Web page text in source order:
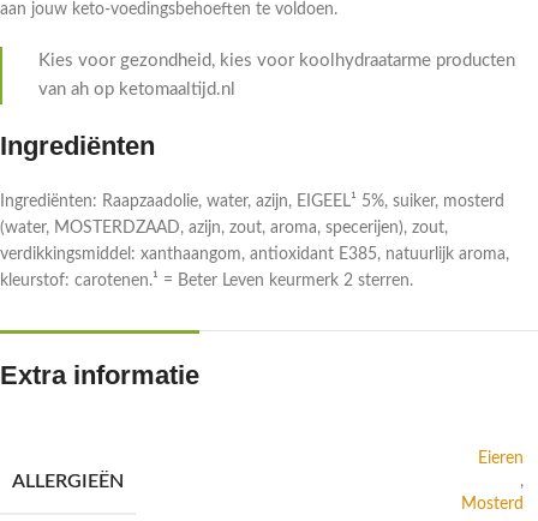
aan jouw keto-voedingsbehoeften te voldoen.
Kies voor gezondheid, kies voor koolhydraatarme producten
van ah op ketomaaltijd.nl
Ingrediënten
Ingrediënten: Raapzaadolie, water, azijn, EIGEEL¹ 5%, suiker, mosterd
(water, MOSTERDZAAD, azijn, zout, aroma, specerijen), zout,
verdikkingsmiddel: xanthaangom, antioxidant E385, natuurlijk aroma,
kleurstof: carotenen.¹ = Beter Leven keurmerk 2 sterren.
Extra informatie
ALLERGIEËN
Eieren
,
Mosterd